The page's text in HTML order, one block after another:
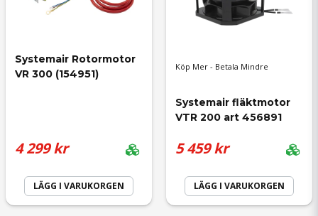
email
Mejladress
Ja, ni får publicera min fråga
Systemair Rotormotor
VR 300 (154951)
4 299 kr
LÄGG I VARUKORGEN
Köp Mer - Betala Mindre
Systemair fläktmotor
VTR 200 art 456891
5 459 kr
LÄGG I VARUKORGEN